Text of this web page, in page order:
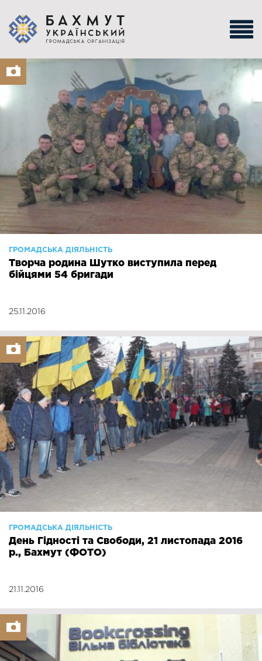
ГРОМАДСЬКА ДІЯЛЬНІСТЬ
Творча родина Шутко виступила перед
бійцями 54 бригади
25.11.2016
ГРОМАДСЬКА ДІЯЛЬНІСТЬ
День Гідності та Свободи, 21 листопада 2016
р., Бахмут (ФОТО)
21.11.2016